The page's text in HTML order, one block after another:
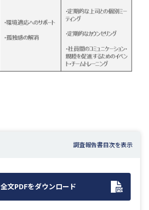
全文PDFをダウンロード